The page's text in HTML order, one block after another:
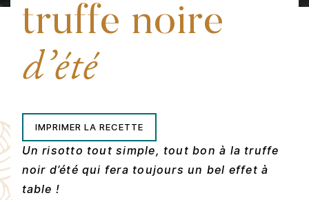
truffe noire
d’été
IMPRIMER LA RECETTE
Un risotto tout simple, tout bon à la truffe
noir d’été qui fera toujours un bel effet à
table !